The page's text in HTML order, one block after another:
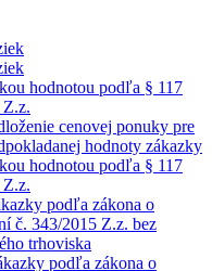
hodnotou podľa § 117
Z.z.
cenovej ponuky pre
hodnoty zákazky
hodnotou podľa § 117
Z.z.
podľa zákona o
č. 343/2015 Z.z. bez
trhoviska
podľa zákona o